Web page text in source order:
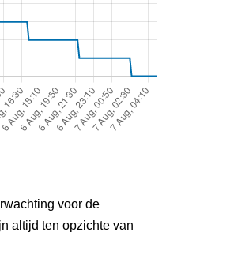
voor de
altijd ten opzichte van